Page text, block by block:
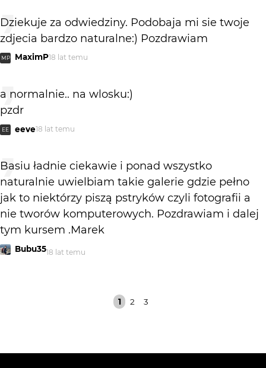
Dziekuje za odwiedziny. Podobaja mi sie twoje
zdjecia bardzo naturalne:) Pozdrawiam
MP MaximP18 lat temu
a normalnie.. na wlosku:)
pzdr
EE eeve18 lat temu
Basiu ładnie ciekawie i ponad wszystko
naturalnie uwielbiam takie galerie gdzie pełno
jak to niektórzy piszą pstryków czyli fotografii a
nie tworów komputerowych. Pozdrawiam i dalej
tym kursem .Marek
Bubu3518 lat temu
1 2 3